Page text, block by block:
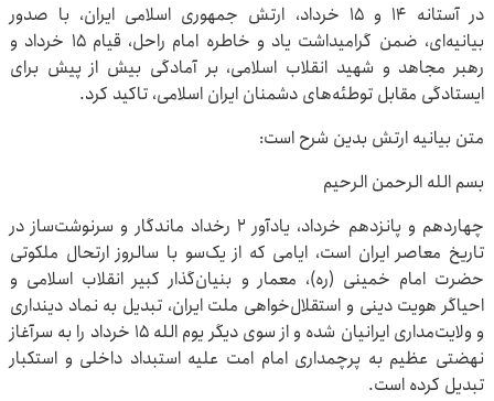
در آستانه ۱۴ و ۱۵ خرداد، ارتش جمهوری اسلامی ایران، با صدور
بیانیه‌ای، ضمن گرامیداشت یاد و خاطره امام راحل، قیام ۱۵ خرداد و
رهبر مجاهد و شهید انقلاب اسلامی، بر آمادگی بیش از پیش برای
ایستادگی مقابل توطئه‌های دشمنان ایران اسلامی، تاکید کرد.
متن بیانیه ارتش بدین شرح است:
بسم الله الرحمن الرحیم
چهاردهم و پانزدهم خرداد، یادآور ۲ رخداد ماندگار و سرنوشت‌ساز در
تاریخ معاصر ایران است، ایامی که از یک‌سو با سالروز ارتحال ملکوتی
حضرت امام خمینی (ره)، معمار و بنیان‌گذار کبیر انقلاب اسلامی و
احیاگر هویت دینی و استقلال‌خواهی ملت ایران، تبدیل به نماد دینداری
و ولایت‌مداری ایرانیان شده و از سوی دیگر یوم الله ۱۵ خرداد را به سرآغاز
نهضتی عظیم به پرچمداری امام امت علیه استبداد داخلی و استکبار
تبدیل کرده است.